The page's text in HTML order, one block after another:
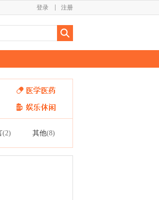
注册
登录
(2) 其他(8)